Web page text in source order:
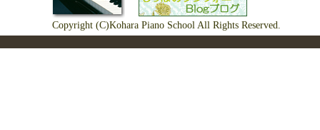
Copyright (C)Kohara Piano School All Rights Reserved.